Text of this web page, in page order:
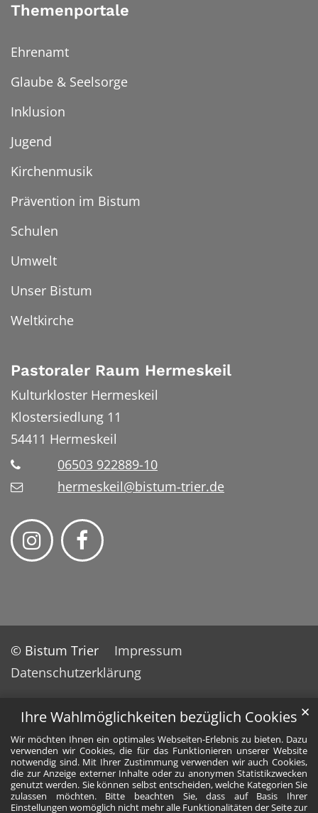
Ihre Wahlmöglichkeiten bezüglich Cookies
Wir möchten Ihnen ein optimales Webseiten-Erlebnis zu bieten. Dazu
verwenden wir Cookies, die für das Funktionieren unserer Website
notwendig sind. Mit Ihrer Zustimmung verwenden wir auch Cookies,
die zur Anzeige externer Inhalte oder zu anonymen Statistikzwecken
genutzt werden. Sie können selbst entscheiden, welche Kategorien Sie
zulassen möchten. Bitte beachten Sie, dass auf Basis Ihrer
Einstellungen womöglich nicht mehr alle Funktionalitäten der Seite zur
✕
Themenportale
Ehrenamt
Glaube & Seelsorge
Inklusion
Jugend
Kirchenmusik
Prävention im Bistum
Schulen
Umwelt
Unser Bistum
Weltkirche
Pastoraler Raum Hermeskeil
Kulturkloster Hermeskeil
Klostersiedlung 11
54411 Hermeskeil
06503 922889-10
hermeskeil@bistum-trier.de
© Bistum Trier
Impressum
Datenschutzerklärung